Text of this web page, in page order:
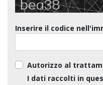
Inserire il codice
Autorizzo al
I dati raccolti in